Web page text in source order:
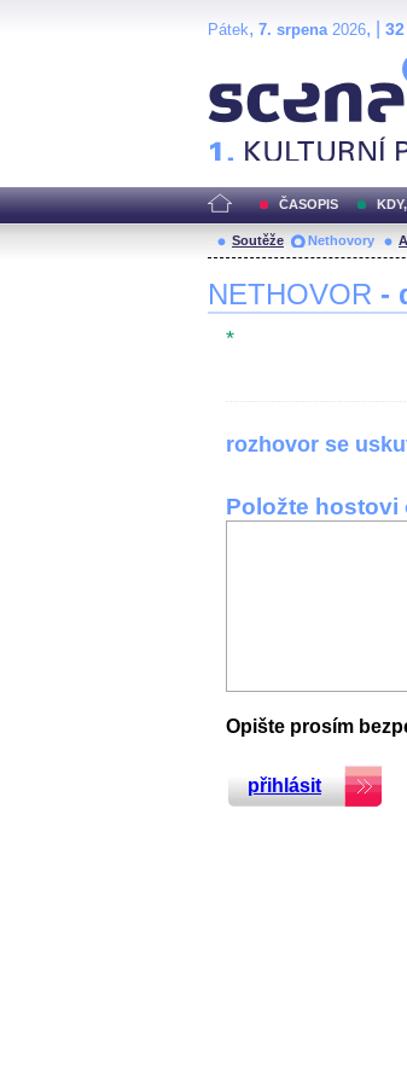
Pátek, 7. srpena2026, | 32
ČASOPIS
Soutěže Nethovory
NETHOVOR -
*
rozhovor se
Položte hostovi
Opište prosím
přihlásit